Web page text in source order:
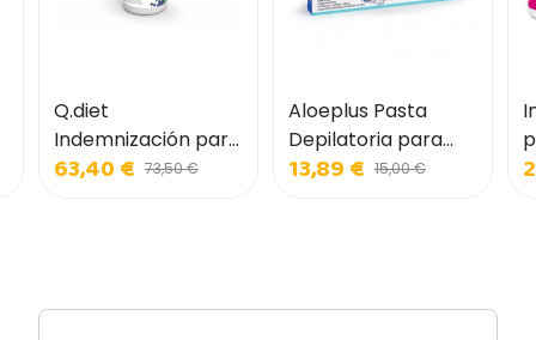
Q.diet
Indemnización para
perros y gatos
63,40 € 73,50 €
Aloeplus Pasta
Depilatoria para
Gatos
13,89 € 15,00 €